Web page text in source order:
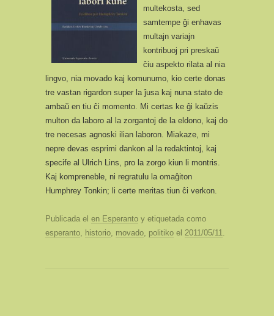
multekosta, sed
samtempe ĝi enhavas
multajn variajn
kontribuoj pri preskaŭ
ĉiu aspekto rilata al nia
lingvo, nia movado kaj komunumo, kio certe donas
tre vastan rigardon super la ĵusa kaj nuna stato de
ambaŭ en tiu ĉi momento. Mi certas ke ĝi kaŭzis
multon da laboro al la zorgantoj de la eldono, kaj do
tre necesas agnoski ilian laboron. Miakaze, mi
nepre devas esprimi dankon al la redaktintoj, kaj
specife al Ulrich Lins, pro la zorgo kiun li montris.
Kaj kompreneble, ni regratulu la omaĝiton
Humphrey Tonkin; li certe meritas tiun ĉi verkon.
Publicada el en Esperanto y etiquetada como
esperanto, historio, movado, politiko el 2011/05/11.